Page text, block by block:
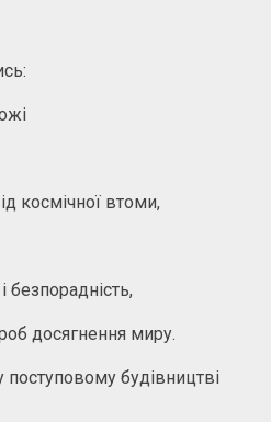
космічної втоми,
безпорадність,
досягнення миру.
будівництві